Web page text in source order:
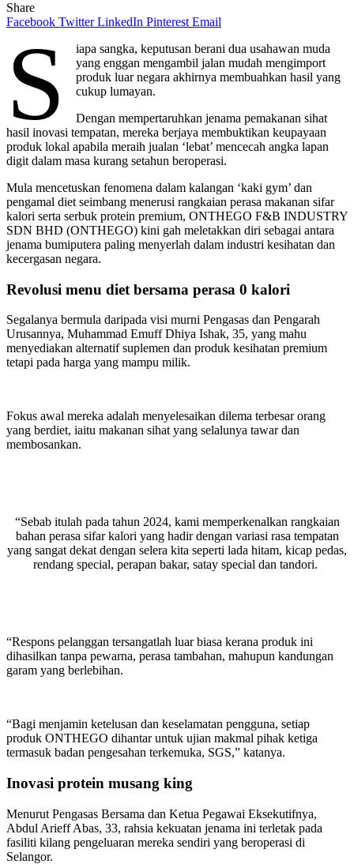
Share
Facebook Twitter LinkedIn Pinterest Email
S
iapa sangka, keputusan berani dua usahawan muda
yang enggan mengambil jalan mudah mengimport
produk luar negara akhirnya membuahkan hasil yang
cukup lumayan.
Dengan mempertaruhkan jenama pemakanan sihat
hasil inovasi tempatan, mereka berjaya membuktikan keupayaan
produk lokal apabila meraih jualan ‘lebat’ mencecah angka lapan
digit dalam masa kurang setahun beroperasi.
Mula mencetuskan fenomena dalam kalangan ‘kaki gym’ dan
pengamal diet seimbang menerusi rangkaian perasa makanan sifar
kalori serta serbuk protein premium, ONTHEGO F&B INDUSTRY
SDN BHD (ONTHEGO) kini gah meletakkan diri sebagai antara
jenama bumiputera paling menyerlah dalam industri kesihatan dan
kecergasan negara.
Revolusi menu diet bersama perasa 0 kalori
Segalanya bermula daripada visi murni Pengasas dan Pengarah
Urusannya, Muhammad Emuff Dhiya Ishak, 35, yang mahu
menyediakan alternatif suplemen dan produk kesihatan premium
tetapi pada harga yang mampu milik.
Fokus awal mereka adalah menyelesaikan dilema terbesar orang
yang berdiet, iaitu makanan sihat yang selalunya tawar dan
membosankan.
“Sebab itulah pada tahun 2024, kami memperkenalkan rangkaian
bahan perasa sifar kalori yang hadir dengan variasi rasa tempatan
yang sangat dekat dengan selera kita seperti lada hitam, kicap pedas,
rendang special, perapan bakar, satay special dan tandori.
“Respons pelanggan tersangatlah luar biasa kerana produk ini
dihasilkan tanpa pewarna, perasa tambahan, mahupun kandungan
garam yang berlebihan.
“Bagi menjamin ketelusan dan keselamatan pengguna, setiap
produk ONTHEGO dihantar untuk ujian makmal pihak ketiga
termasuk badan pengesahan terkemuka, SGS,” katanya.
Inovasi protein musang king
Menurut Pengasas Bersama dan Ketua Pegawai Eksekutifnya,
Abdul Arieff Abas, 33, rahsia kekuatan jenama ini terletak pada
fasiliti kilang pengeluaran mereka sendiri yang beroperasi di
Selangor.